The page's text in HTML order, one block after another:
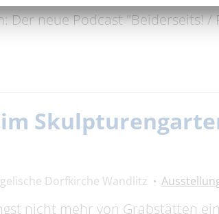
Der neue Podcast "Beiderseits!
Dorfkirche Wandlitz
nicht mehr von Grabstätten